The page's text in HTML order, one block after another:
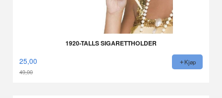
1920-TALLS SIGARETTHOLDER
25,00
49,00
Kjøp